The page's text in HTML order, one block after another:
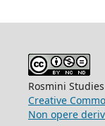
Rosmini
Creative
Non opere